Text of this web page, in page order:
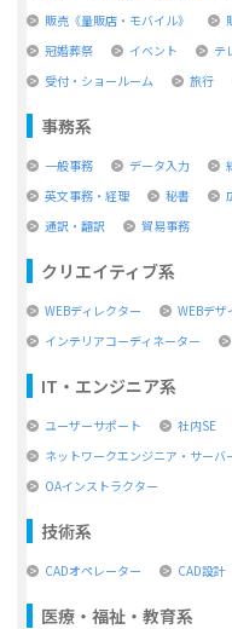
販売《量販店・モバイル》
冠婚葬祭
イベント
テ
受付・ショールーム
旅行
事務系
一般事務 データ入力
英文事務・経理
秘書
通訳・翻訳
貿易事務
クリエイティブ系
WEBディレクター WEBデザ
インテリアコーディネーター
IT・エンジニア系
ユーザーサポート 社内SE
ネットワークエンジニア・サーバ
OAインストラクター
技術系
CADオペレーター CAD設計
医療・福祉・教育系